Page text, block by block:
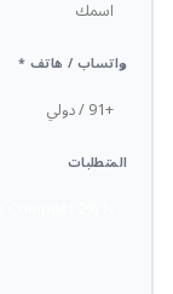
واتساب / هاتف *
المتطلبات